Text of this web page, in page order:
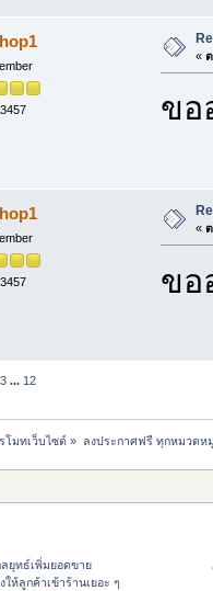
«
ขอ
«
ขอ
3 ... 12
โมทเว็บไซต์ » ลงประกาศฟรี ทุกหมวดห
ยุทธ์เพิ่มยอดขาย
ให้ลูกค้าเข้าร้านเยอะ ๆ